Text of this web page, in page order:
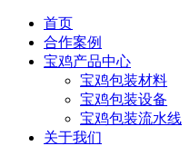
首页
合作案例
宝鸡产品中心
宝鸡包装材料
宝鸡包装设备
宝鸡包装流水线
关于我们